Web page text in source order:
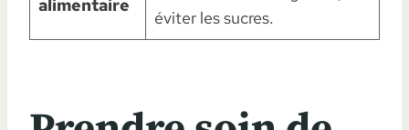
alimentaire
éviter les sucres.